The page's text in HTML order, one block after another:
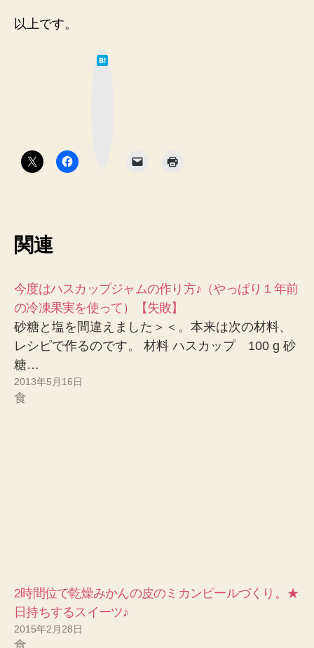
以上です。
関連
今度はハスカップジャムの作り方♪（やっぱり１年前
の冷凍果実を使って）【失敗】
砂糖と塩を間違えました＞＜。本来は次の材料、
レシピで作るのです。 材料 ハスカップ 100 g 砂
糖…
2013年5月16日
食
2時間位で乾燥みかんの皮のミカンピールづくり。★
日持ちするスイーツ♪
2015年2月28日